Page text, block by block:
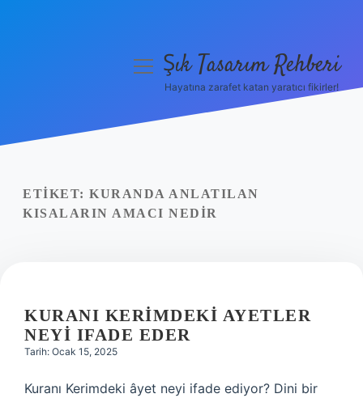
Yasal Uyarı
menüyüŞık Tasarım Rehberi
Hayatına zarafet katan yaratıcı fikirler!
ETIKET: KURANDA ANLATILAN
KISALARIN AMACI NEDIR
KURANI KERIMDEKI AYETLER
NEYI IFADE EDER
Tarih: Ocak 15, 2025
Kuranı Kerimdeki âyet neyi ifade ediyor? Dini bir